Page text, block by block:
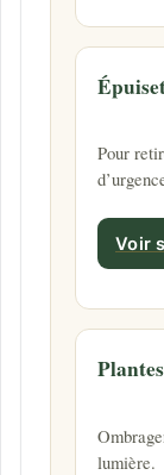
Pour
Voir
lumière.